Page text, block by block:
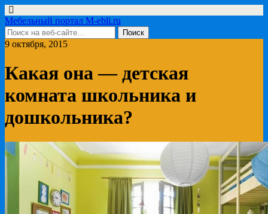
Мебельный портал M-ebli.ru
9 октября, 2015
Какая она — детская
комната школьника и
дошкольника?